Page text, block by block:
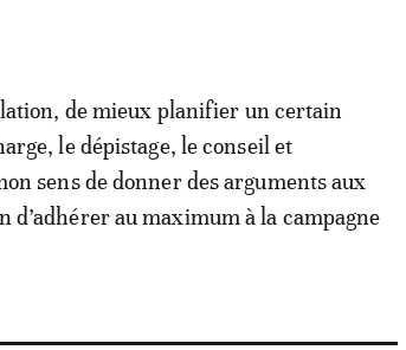
de mieux planifier un certain
le dépistage, le conseil et
sens de donner des arguments aux
au maximum à la campagne